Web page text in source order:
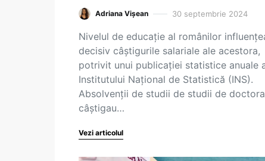
Adriana Vișean 30 septembrie 2024
Nivelul de educație al românilor
decisiv câștigurile salariale ale acestora,
potrivit unui publicației statistice anuale
Institutului Național de Statistică (INS).
Absolvenții de studii de studii de
câștigau…
Vezi articolul